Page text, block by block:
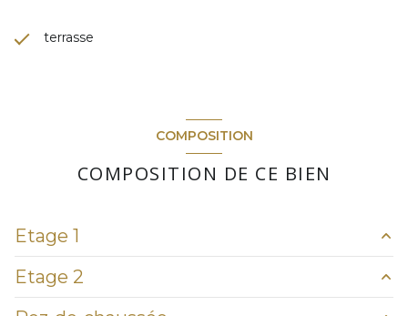
terrasse
COMPOSITION
COMPOSITION DE CE BIEN
Etage 1
chambre
Etage 2